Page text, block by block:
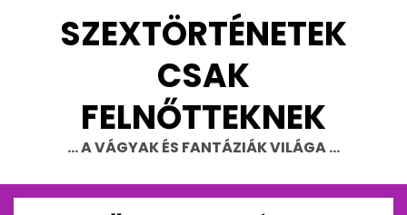
SZEXTÖRTÉNETEK
CSAK
FELNŐTTEKNEK
… A VÁGYAK ÉS FANTÁZIÁK VILÁGA …